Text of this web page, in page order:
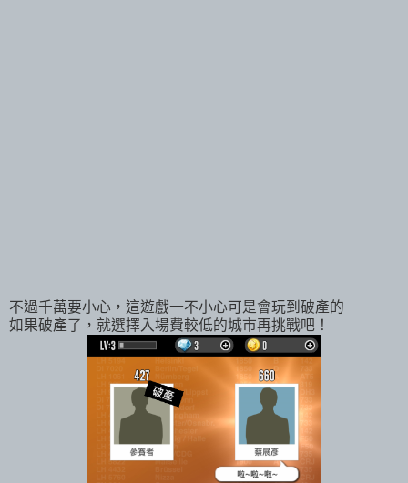
不過千萬要小心，這遊戲一不小心可是會玩到破產的
如果破產了，就選擇入場費較低的城市再挑戰吧！